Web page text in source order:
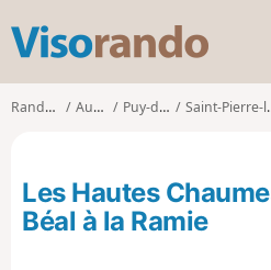
s
o
d
o
Randonnées Auvergne Puy-de-Dôme Saint-Pierre-la-Bourlhonne
Les Hautes
Béal à la Ramie